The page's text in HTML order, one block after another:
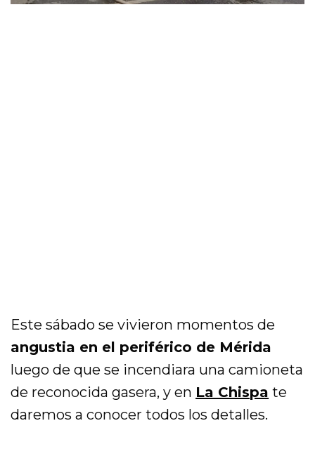
Este sábado se vivieron momentos de
angustia en el periférico de Mérida
luego de que se incendiara una camioneta
de reconocida gasera, y en La Chispa te
daremos a conocer todos los detalles.